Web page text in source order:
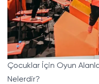
Çocuklar İçin Oyun
Nelerdir?